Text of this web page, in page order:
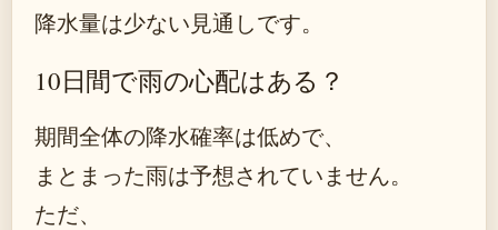
降水量は少ない見通しです。
10日間で雨の心配はある？
期間全体の降水確率は低めで、
まとまった雨は予想されていません。
ただ、